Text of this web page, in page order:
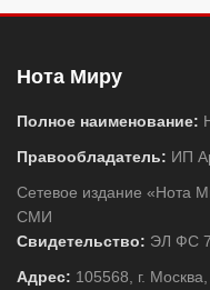
Нота Миру
Полное наименование:
Правообладатель: ИП
Сетевое издание «Нота
СМИ
Свидетельство: ЭЛ ФС
Адрес: 105568, г.